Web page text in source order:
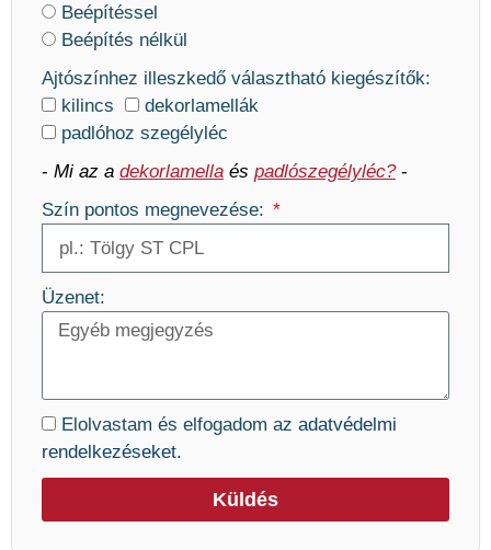
Beépítéssel
Beépítés nélkül
Ajtószínhez illeszkedő választható kiegészítők:
kilincs
dekorlamellák
padlóhoz szegélyléc
- Mi az a dekorlamella és padlószegélyléc?-
Szín pontos megnevezése:
Üzenet:
Elolvastam és elfogadom az adatvédelmi
rendelkezéseket.
Küldés